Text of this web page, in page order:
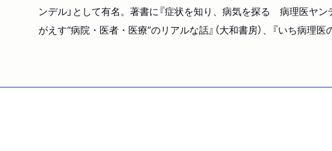
ンデル」として有名。著書に『症状を知り、病気を探る 病理医ヤン
がえす“病院・医者・医療”のリアルな話』（大和書房）、『いち病理